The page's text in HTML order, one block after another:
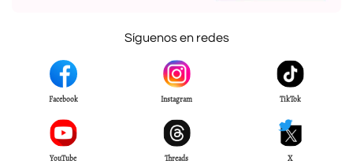
Síguenos en redes
Facebook Instagram TikTok
YouTube Threads X